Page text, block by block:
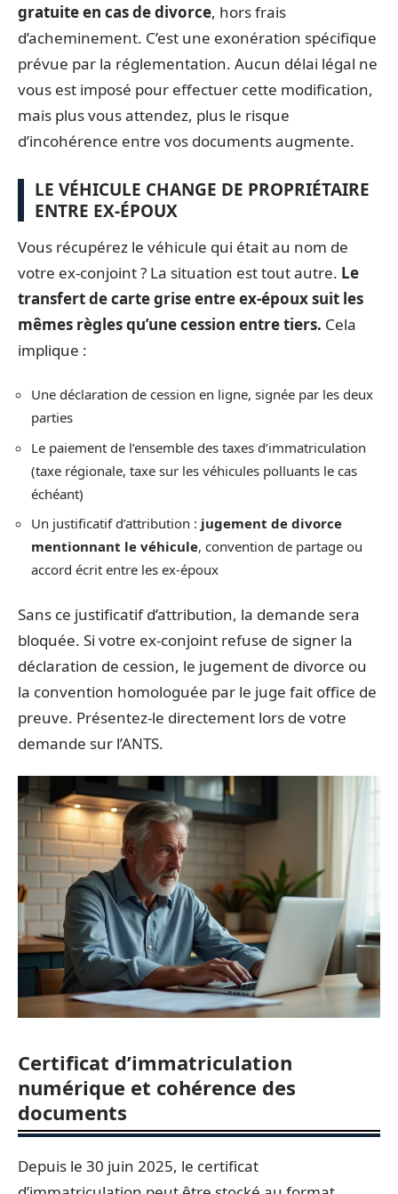
gratuite en cas de divorce, hors frais
d’acheminement. C’est une exonération spécifique
prévue par la réglementation. Aucun délai légal ne
vous est imposé pour effectuer cette modification,
mais plus vous attendez, plus le risque
d’incohérence entre vos documents augmente.
LE VÉHICULE CHANGE DE PROPRIÉTAIRE
ENTRE EX-ÉPOUX
Vous récupérez le véhicule qui était au nom de
votre ex-conjoint ? La situation est tout autre. Le
transfert de carte grise entre ex-époux suit les
mêmes règles qu’une cession entre tiers. Cela
implique :
Une déclaration de cession en ligne, signée par les deux
parties
Le paiement de l’ensemble des taxes d’immatriculation
(taxe régionale, taxe sur les véhicules polluants le cas
échéant)
Un justificatif d’attribution : jugement de divorce
mentionnant le véhicule, convention de partage ou
accord écrit entre les ex-époux
Sans ce justificatif d’attribution, la demande sera
bloquée. Si votre ex-conjoint refuse de signer la
déclaration de cession, le jugement de divorce ou
la convention homologuée par le juge fait office de
preuve. Présentez-le directement lors de votre
demande sur l’ANTS.
Certificat d’immatriculation
numérique et cohérence des
documents
Depuis le 30 juin 2025, le certificat